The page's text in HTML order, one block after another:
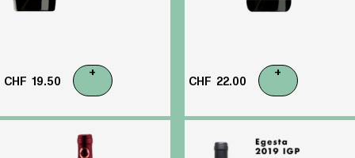
CHF 19.50
+
CHF 22.00
+